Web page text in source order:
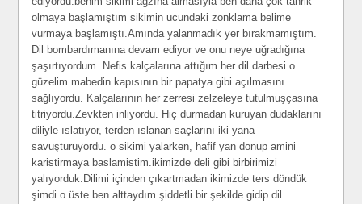
olmaya başlamıştım sikimin ucundaki zonklama belime
vurmaya başlamıştı.Amında yalanmadık yer bırakmamıştım.
Dil bombardımanına devam ediyor ve onu neye uğradığına
şaşırtıyordum. Nefis kalçalarına attığım her dil darbesi o
güzelim mabedin kapısının bir papatya gibi açılmasını
sağlıyordu. Kalçalarının her zerresi zelzeleye tutulmuşçasına
titriyordu.Zevkten inliyordu. Hiç durmadan kuruyan dudaklarını
diliyle ıslatıyor, terden ıslanan saçlarını iki yana
savuşturuyordu. o sikimi yalarken, hafif yan donup amini
karistirmaya baslamistim.ikimizde deli gibi birbirimizi
yalıyorduk.Dilimi içinden çıkartmadan ikimizde ters döndük
şimdi o üste ben alttaydım şiddetli bir şekilde gidip dil